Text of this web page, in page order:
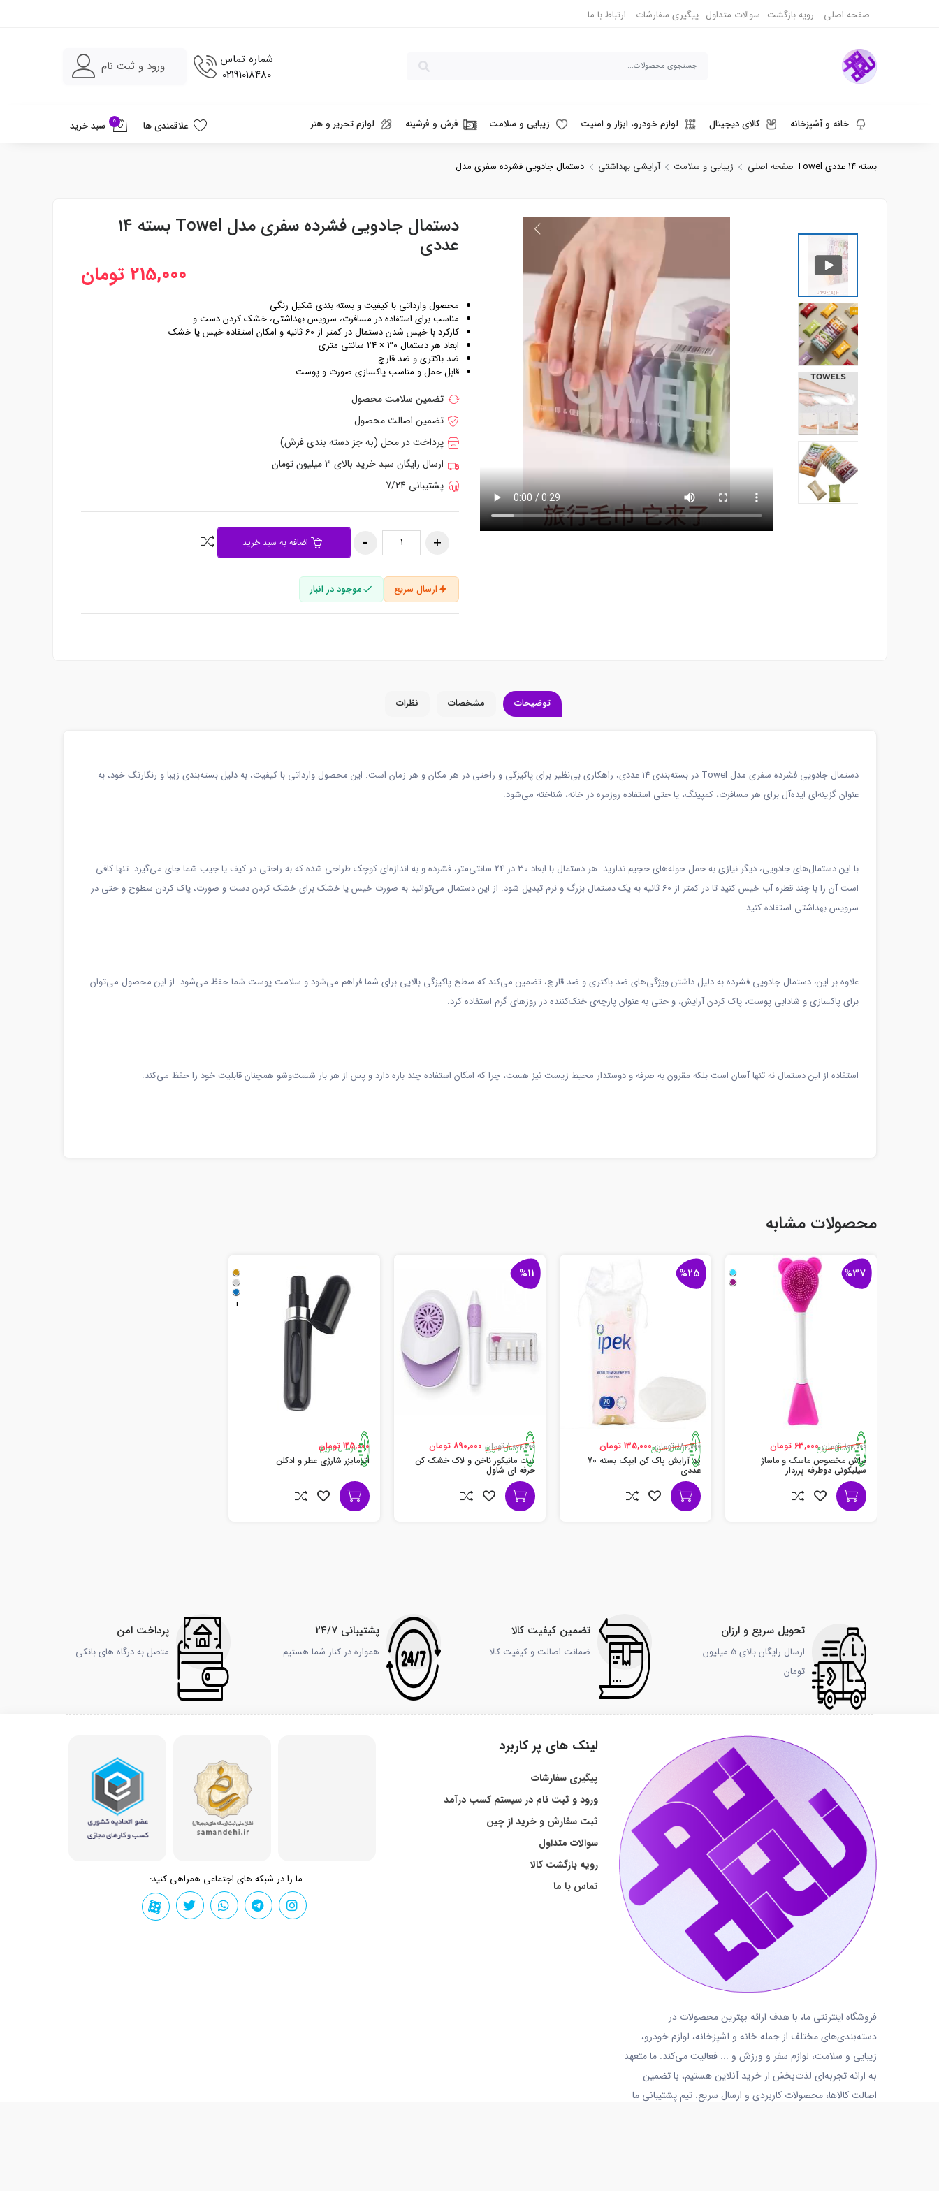
صفحه اصلی رویه بازگشت سوالات متداول پیگیری سفارشات ارتباط با ما
شماره تماس
02191018480
ورود و ثبت نام
خانه و آشپزخانه کالای دیجیتال لوازم خودرو، ابزار و امنیت زیبایی و سلامت فرش و فرشینه لوازم تحریر و هنر
ورزش، سفر و حیوانات دنیای قهوه و نوشیدنی
علاقمندی ها 0 سبد خرید
صفحه اصلی زیبایی و سلامت آرایشی بهداشتی دستمال جادویی فشرده سفری مدل Towel بسته 14 عددی
دستمال جادویی فشرده سفری مدل Towel بسته 14
عددی
215,000 تومان
محصول وارداتی با کیفیت و بسته بندی شکیل رنگی
مناسب برای استفاده در مسافرت، سرویس بهداشتی، خشک کردن دست و ...
کارکرد با خیس شدن دستمال در کمتر از 60 ثانیه و امکان استفاده خیس یا خشک
ابعاد هر دستمال 30 × 24 سانتی متری
ضد باکتری و ضد قارچ
قابل حمل و مناسب پاکسازی صورت و پوست
تضمین سلامت محصول
تضمین اصالت محصول
پرداخت در محل (به جز دسته بندی فرش)
ارسال رایگان سبد خرید بالای 3 میلیون تومان
پشتیبانی 7/24
اضافه به سبد خرید
ارسال سریع موجود در انبار
توضیحات مشخصات نظرات
دستمال جادویی فشرده سفری مدل Towel در بسته‌بندی 14 عددی، راهکاری بی‌نظیر برای پاکیزگی و راحتی در هر مکان و هر زمان است. این محصول وارداتی با کیفیت، به دلیل بسته‌بندی زیبا و رنگارنگ خود، به
عنوان گزینه‌ای ایده‌آل برای هر مسافرت، کمپینگ، یا حتی استفاده روزمره در خانه، شناخته می‌شود.
با این دستمال‌های جادویی، دیگر نیازی به حمل حوله‌های حجیم ندارید. هر دستمال با ابعاد 30 در 24 سانتی‌متر، فشرده و به اندازه‌ای کوچک طراحی شده که به راحتی در کیف یا جیب شما جای می‌گیرد. تنها کافی
است آن را با چند قطره آب خیس کنید تا در کمتر از 60 ثانیه به یک دستمال بزرگ و نرم تبدیل شود. از این دستمال می‌توانید به صورت خیس یا خشک برای خشک کردن دست و صورت، پاک کردن سطوح و حتی در
سرویس بهداشتی استفاده کنید.
علاوه بر این، دستمال جادویی فشرده به دلیل داشتن ویژگی‌های ضد باکتری و ضد قارچ، تضمین می‌کند که سطح پاکیزگی بالایی برای شما فراهم می‌شود و سلامت پوست شما حفظ می‌شود. از این محصول می‌توان
برای پاکسازی و شادابی پوست، پاک کردن آرایش، و حتی به عنوان پارچه‌ی خنک‌کننده در روزهای گرم استفاده کرد.
استفاده از این دستمال نه تنها آسان است بلکه مقرون به صرفه و دوستدار محیط زیست نیز هست، چرا که امکان استفاده چند باره دارد و پس از هر بار شست‌وشو همچنان قابلیت خود را حفظ می‌کند.
محصولات مشابه
%37
ارسال سریع100,000 تومان
63,000 تومان
براش مخصوص ماسک و ماساژ
سیلیکونی دوطرفه پرزدار
%25
ارسال سریع180,000 تومان
135,000 تومان
پد آرایش پاک کن ایپک بسته 70
عددی
%11
ارسال سریع
1,000,000 تومان
890,000 تومان
ست مانیکور ناخن و لاک خشک کن
حرفه ای شاول
+
ارسال سریع125,000 تومان
اتومایزر شارژی عطر و ادکلن
تحویل سریع و ارزان
ارسال رایگان بالای 5 میلیون
تومان
تضمین کیفیت کالا
ضمانت اصالت و کیفیت کالا
پشتیبانی 24/7
همواره در کنار شما هستیم
پرداخت امن
متصل به درگاه های بانکی
فروشگاه اینترنتی ما، با هدف ارائه بهترین محصولات در
دسته‌بندی‌های مختلف از جمله خانه و آشپزخانه، لوازم خودرو،
زیبایی و سلامت، لوازم سفر و ورزش و ... فعالیت می‌کند. ما متعهد
به ارائه تجربه‌ای لذت‌بخش از خرید آنلاین هستیم، با تضمین
اصالت کالاها، محصولات کاربردی و ارسال سریع. تیم پشتیبانی ما
لینک های پر کاربرد
پیگیری سفارشات
ورود و ثبت نام در سیستم کسب درآمد
ثبت سفارش و خرید از چین
سوالات متداول
رویه بازگشت کالا
تماس با ما
ما را در شبکه های اجتماعی همراهی کنید: